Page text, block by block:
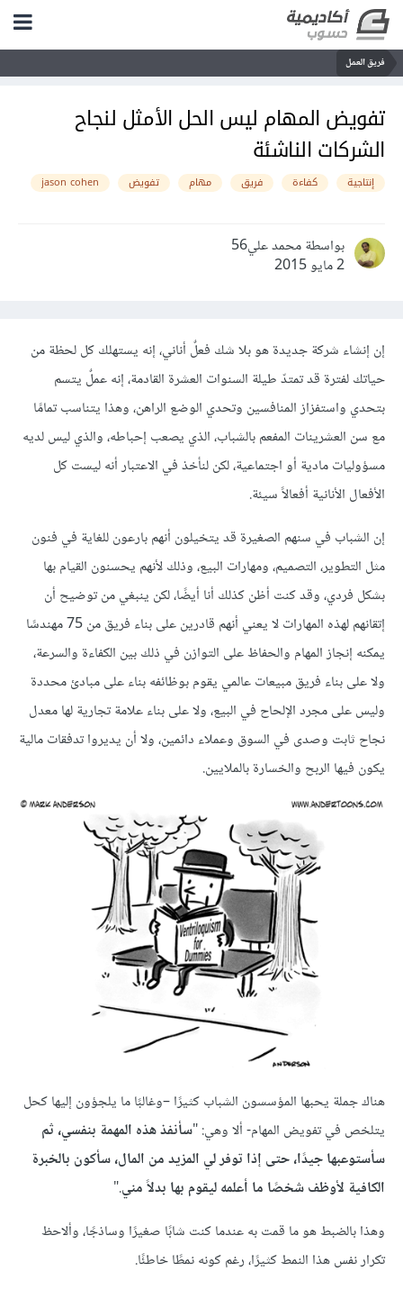
فريق العمل
تفويض المهام ليس الحل الأمثل لنجاح
الشركات الناشئة
إنتاجية كفاءة فريق مهام تفويض jason cohen
بواسطة محمد علي56
2 مايو 2015
إن إنشاء شركة جديدة هو بلا شك فعلٌ أناني، إنه يستهلك كل لحظة من
حياتك لفترة قد تمتدّ طيلة السنوات العشرة القادمة، إنه عملٌ يتسم
بتحدي واستفزاز المنافسين وتحدي الوضع الراهن، وهذا يتناسب تمامًا
مع سن العشرينات المفعم بالشباب، الذي يصعب إحباطه، والذي ليس لديه
مسؤوليات مادية أو اجتماعية، لكن لنأخذ في الاعتبار أنه ليست كل
الأفعال الأنانية أفعالاً سيئة.
إن الشباب في سنهم الصغيرة قد يتخيلون أنهم بارعون للغاية في فنون
مثل التطوير، التصميم، ومهارات البيع، وذلك لأنهم يحسنون القيام بها
بشكل فردي، وقد كنت أظن كذلك أنا أيضًا، لكن ينبغي من توضيح أن
إتقانهم لهذه المهارات لا يعني أنهم قادرين على بناء فريق من 75 مهندسًا
يمكنه إنجاز المهام والحفاظ على التوازن في ذلك بين الكفاءة والسرعة،
ولا على بناء فريق مبيعات عالمي يقوم بوظائفه بناء على مبادئ محددة
وليس على مجرد الإلحاح في البيع، ولا على بناء علامة تجارية لها معدل
نجاح ثابت وصدى في السوق وعملاء دائمين، ولا أن يديروا تدفقات مالية
يكون فيها الربح والخسارة بالملايين.
هناك جملة يحبها المؤسسون الشباب كثيرًا –وغالبًا ما يلجؤون إليها كحل
يتلخص في تفويض المهام- ألا وهي: "سأنفذ هذه المهمة بنفسي، ثم
سأستوعبها جيدًا، حتى إذا توفر لي المزيد من المال، سأكون بالخبرة
الكافية لأوظف شخصًا ما أعلمه ليقوم بها بدلاً مني."
وهذا بالضبط هو ما قمت به عندما كنت شابًا صغيرًا وساذجًا، وألاحظ
تكرار نفس هذا النمط كثيرًا، رغم كونه نمطًا خاطئًا.